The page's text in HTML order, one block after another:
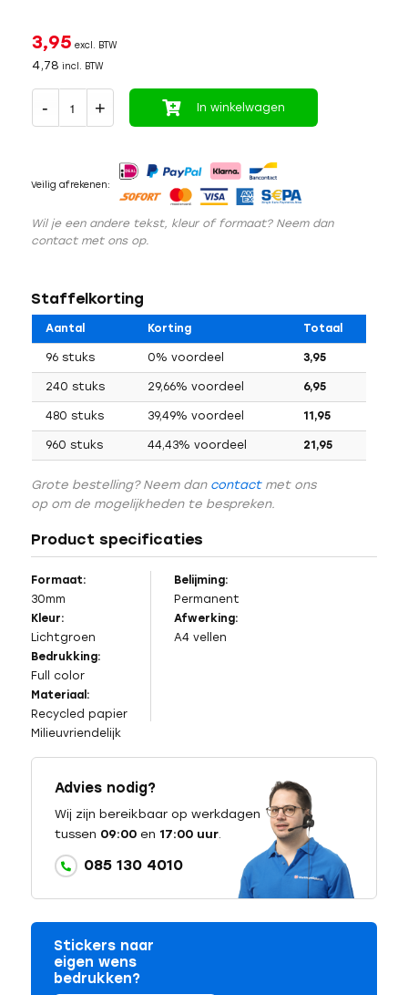
3,95 excl. BTW
4,78 incl. BTW
In winkelwagen
Veilig afrekenen:
Wil je een andere tekst, kleur of formaat? Neem dan
contact met ons op.
Staffelkorting
Aantal Korting Totaal
96 stuks 0% voordeel 3,95
240 stuks 29,66% voordeel 6,95
480 stuks 39,49% voordeel 11,95
960 stuks 44,43% voordeel 21,95
Grote bestelling? Neem dan contactmet ons
op om de mogelijkheden te bespreken.
Product specificaties
Formaat:
30mm
Kleur:
Lichtgroen
Bedrukking:
Full color
Materiaal:
Recycled papier
Milieuvriendelijk
Belijming:
Permanent
Afwerking:
A4 vellen
Advies nodig?
Wij zijn bereikbaar op werkdagen
tussen 09:00en 17:00 uur.
085 130 4010
Stickers naar
eigen wens
bedrukken?